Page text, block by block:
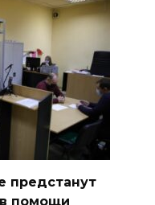
предстанут
помощи